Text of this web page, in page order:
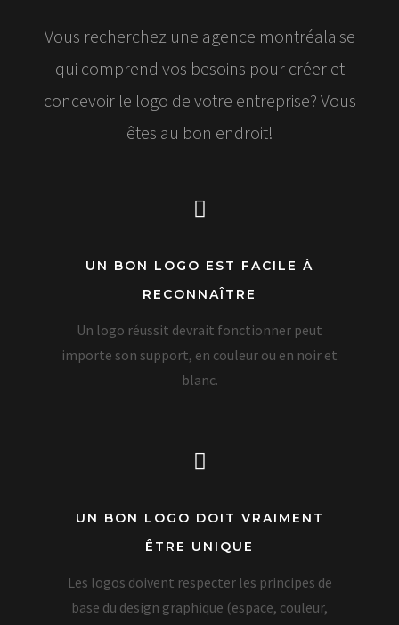
Vous recherchez une agence montréalaise
qui comprend vos besoins pour créer et
concevoir le logo de votre entreprise? Vous
êtes au bon endroit!
UN BON LOGO EST FACILE À
RECONNAÎTRE
Un logo réussit devrait fonctionner peut
importe son support, en couleur ou en noir et
blanc.
UN BON LOGO DOIT VRAIMENT
ÊTRE UNIQUE
Les logos doivent respecter les principes de
base du design graphique (espace, couleur,